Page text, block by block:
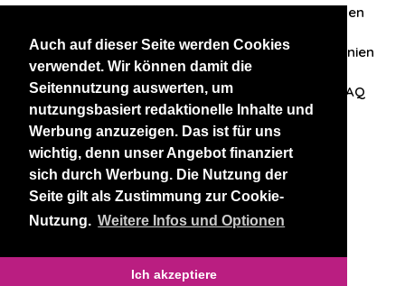
Auch auf dieser Seite werden Cookies
verwendet. Wir können damit die
Seitennutzung auswerten, um
nutzungsbasiert redaktionelle Inhalte und
Werbung anzuzeigen. Das ist für uns
wichtig, denn unser Angebot finanziert
sich durch Werbung. Die Nutzung der
Seite gilt als Zustimmung zur Cookie-
Nutzung. Weitere Infos und Optionen
Ich akzeptiere
Zuschriften/Erfahrungen
Datenschutzerklärung AGB Datenschutzrichtlinien
Nehmen Sie Kontakt mit uns auf FAQ
Unsere anderen Websites
BlackAndBeauties RussianKisses